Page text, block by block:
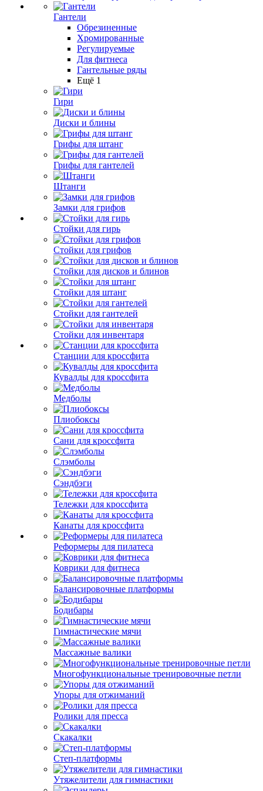
Гантели
Обрезиненные
Хромированные
Регулируемые
Для фитнеса
Гантельные ряды
Ещё 1
Гири
Диски и блины
Грифы для штанг
Грифы для гантелей
Штанги
Замки для грифов
Стойки для гирь
Стойки для грифов
Стойки для дисков и блинов
Стойки для штанг
Стойки для гантелей
Стойки для инвентаря
Станции для кроссфита
Кувалды для кроссфита
Медболы
Плиобоксы
Сани для кроссфита
Слэмболы
Сэндбэги
Тележки для кроссфита
Канаты для кроссфита
Реформеры для пилатеса
Коврики для фитнеса
Балансировочные платформы
Бодибары
Гимнастические мячи
Массажные валики
Многофункциональные тренировочные петли
Упоры для отжиманий
Ролики для пресса
Скакалки
Степ-платформы
Утяжелители для гимнастики